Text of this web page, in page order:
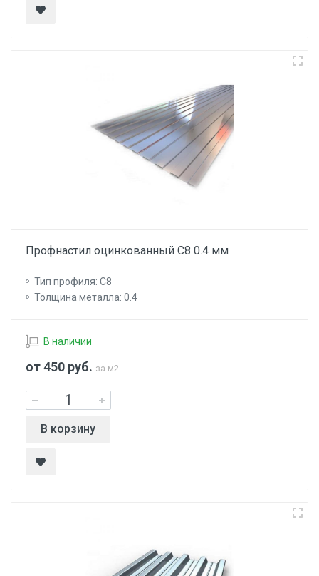
Профнастил оцинкованный С8 0.4 мм
Тип профиля: С8
Толщина металла: 0.4
В наличии
от 450 руб. за м2
В корзину